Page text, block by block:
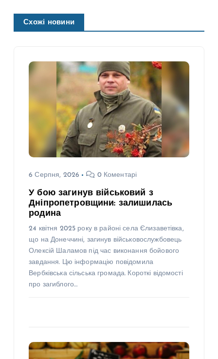
Схожі новини
6 Серпня, 2026 0 Коментарі
У бою загинув військовий з
Дніпропетровщини: залишилась
родина
24 квітня 2025 року в районі села Єлизаветівка,
що на Донеччині, загинув військовослужбовець
Олексій Шаламов під час виконання бойового
завдання. Цю інформацію повідомила
Вербківська сільська громада. Короткі відомості
про загиблого…